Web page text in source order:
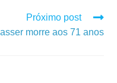
Próximo post
morre aos 71 anos